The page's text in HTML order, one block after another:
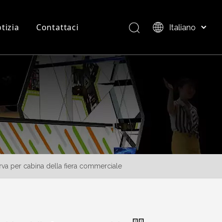
Panoramica del Prodotto
Contattaci Italiano
العربية
Pусский
Nederlands
Português
Deutsch
Español
English
per cabina della fiera commerciale